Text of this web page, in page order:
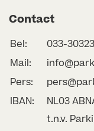
Contact
Bel:
033-
Mail:
Pers:
IBAN:
NL03
t.n.v.